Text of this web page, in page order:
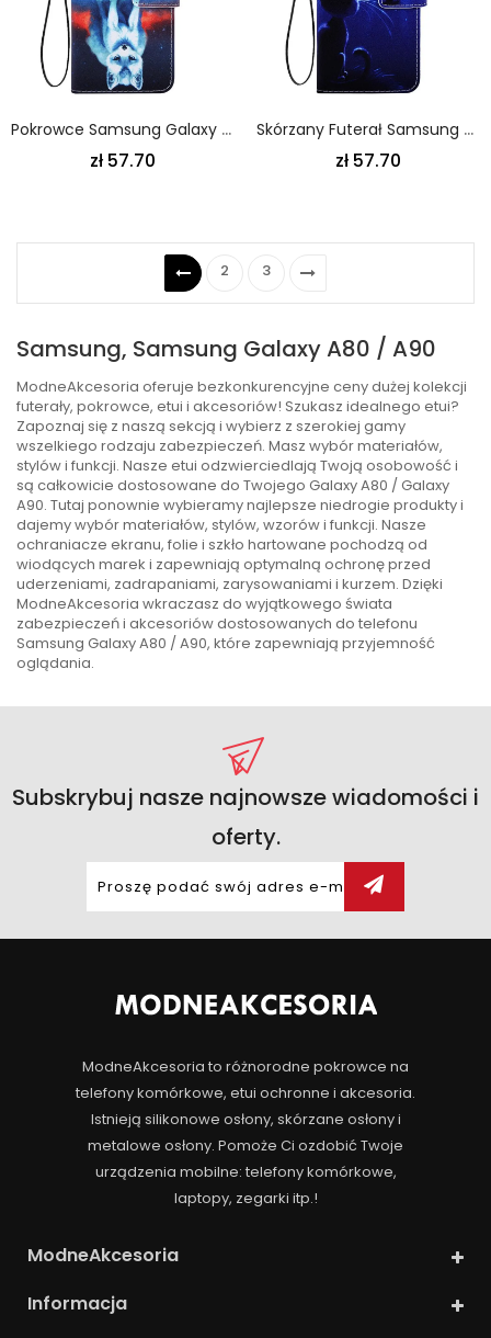
Pokrowce Samsung Galaxy A80 / A90 Odbicie Psa Juliena W Stringach
zł 57.70
Skórzany Futerał Samsung Galaxy A80 / A90 Etui Na Telefon Kot W Świetle Księżyca
zł 57.70
2 3
Samsung, Samsung Galaxy A80 / A90
ModneAkcesoria oferuje bezkonkurencyjne ceny dużej kolekcji
futerały, pokrowce, etui i akcesoriów! Szukasz idealnego etui?
Zapoznaj się z naszą sekcją i wybierz z szerokiej gamy
wszelkiego rodzaju zabezpieczeń. Masz wybór materiałów,
stylów i funkcji. Nasze etui odzwierciedlają Twoją osobowość i
są całkowicie dostosowane do Twojego Galaxy A80 / Galaxy
A90. Tutaj ponownie wybieramy najlepsze niedrogie produkty i
dajemy wybór materiałów, stylów, wzorów i funkcji. Nasze
ochraniacze ekranu, folie i szkło hartowane pochodzą od
wiodących marek i zapewniają optymalną ochronę przed
uderzeniami, zadrapaniami, zarysowaniami i kurzem. Dzięki
ModneAkcesoria wkraczasz do wyjątkowego świata
zabezpieczeń i akcesoriów dostosowanych do telefonu
Samsung Galaxy A80 / A90, które zapewniają przyjemność
oglądania.
Subskrybuj nasze najnowsze wiadomości i
oferty.
ModneAkcesoria to różnorodne pokrowce na
telefony komórkowe, etui ochronne i akcesoria.
Istnieją silikonowe osłony, skórzane osłony i
metalowe osłony. Pomoże Ci ozdobić Twoje
urządzenia mobilne: telefony komórkowe,
laptopy, zegarki itp.!
ModneAkcesoria
Informacja